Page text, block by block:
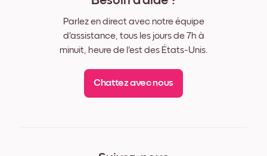
Parlez en direct avec notre équipe
d'assistance, tous les jours de 7h à
minuit, heure de l'est des États-Unis.
Chattez avec nous